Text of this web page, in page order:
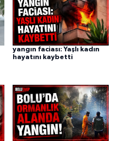
yangın faciası: Yaşlı kadın
hayatını kaybetti